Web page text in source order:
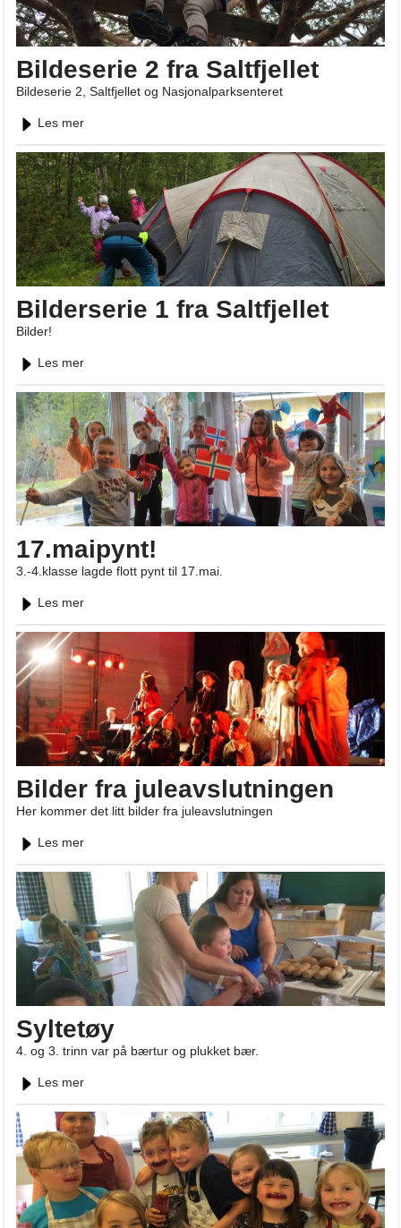
Bildeserie 2 fra Saltfjellet
Bildeserie 2, Saltfjellet og Nasjonalparksenteret
Les mer
Bilderserie 1 fra Saltfjellet
Bilder!
Les mer
17.maipynt!
3.-4.klasse lagde flott pynt til 17.mai.
Les mer
Bilder fra juleavslutningen
Her kommer det litt bilder fra juleavslutningen
Les mer
Syltetøy
4. og 3. trinn var på bærtur og plukket bær.
Les mer